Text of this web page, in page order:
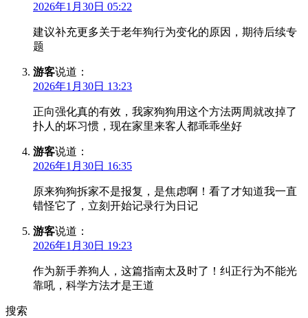
2026年1月30日 05:22
建议补充更多关于老年狗行为变化的原因，期待后续专
题
游客说道：
2026年1月30日 13:23
正向强化真的有效，我家狗狗用这个方法两周就改掉了
扑人的坏习惯，现在家里来客人都乖乖坐好
游客说道：
2026年1月30日 16:35
原来狗狗拆家不是报复，是焦虑啊！看了才知道我一直
错怪它了，立刻开始记录行为日记
游客说道：
2026年1月30日 19:23
作为新手养狗人，这篇指南太及时了！纠正行为不能光
靠吼，科学方法才是王道
搜索